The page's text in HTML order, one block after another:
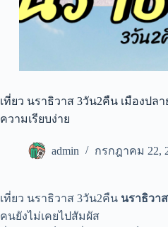
เที่ยว นราธิวาส 3วัน2คืน เมืองปล
ความเรียบง่าย
admin กรกฎาคม 22,
เที่ยว นราธิวาส 3วัน2คืน นราธิวาส
คนยังไม่เคยไปสัมผัส